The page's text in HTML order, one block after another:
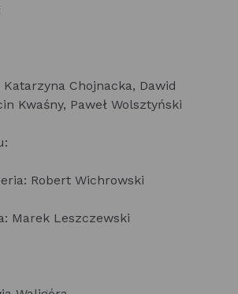
Chojnacka, Dawid
Kwaśny, Paweł Wolsztyński
Robert Wichrowski
Marek Leszczewski